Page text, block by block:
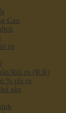
Cao
ro
Rủi ro (R:R)
% rủi ro
sản